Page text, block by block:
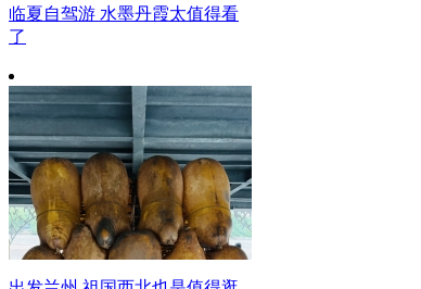
临夏自驾游 水墨丹霞太值得看
了